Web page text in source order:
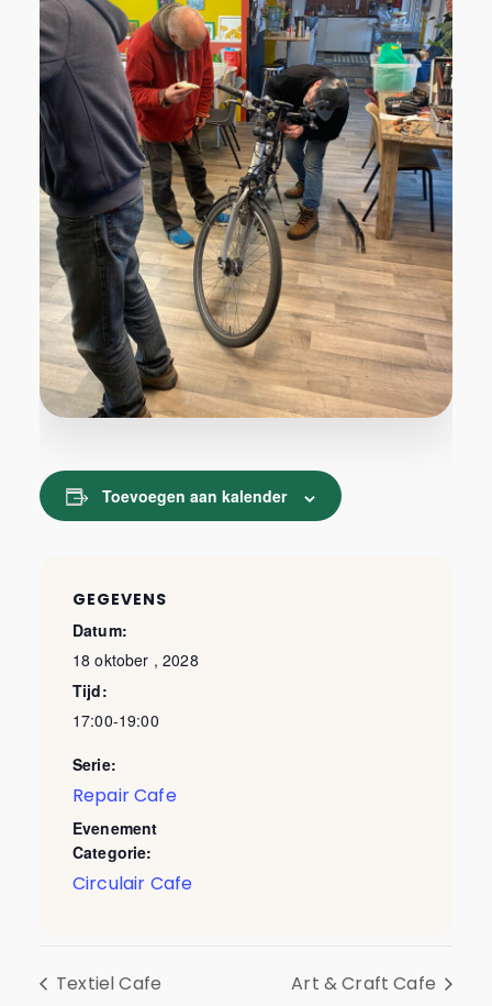
Toevoegen aan kalender
GEGEVENS
Datum:
18 oktober , 2028
Tijd:
17:00-19:00
Serie:
Repair Cafe
Evenement
Categorie:
Circulair Cafe
Textiel Cafe Art & Craft Cafe